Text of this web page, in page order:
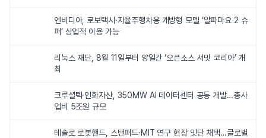
엔비디아, 로보택시·자율주행차용 개방형 모델 ‘알파마요 2 슈
퍼’ 상업적 이용 가능
리눅스 재단, 8월 11일부터 양일간 ‘오픈소스 서밋 코리아’ 개
최
크루셜텍·인화자산, 350MW AI 데이터센터 공동 개발…총사
업비 5조원 규모
테솔로 로봇핸드, 스탠퍼드·MIT 연구 현장 잇단 채택…글로벌